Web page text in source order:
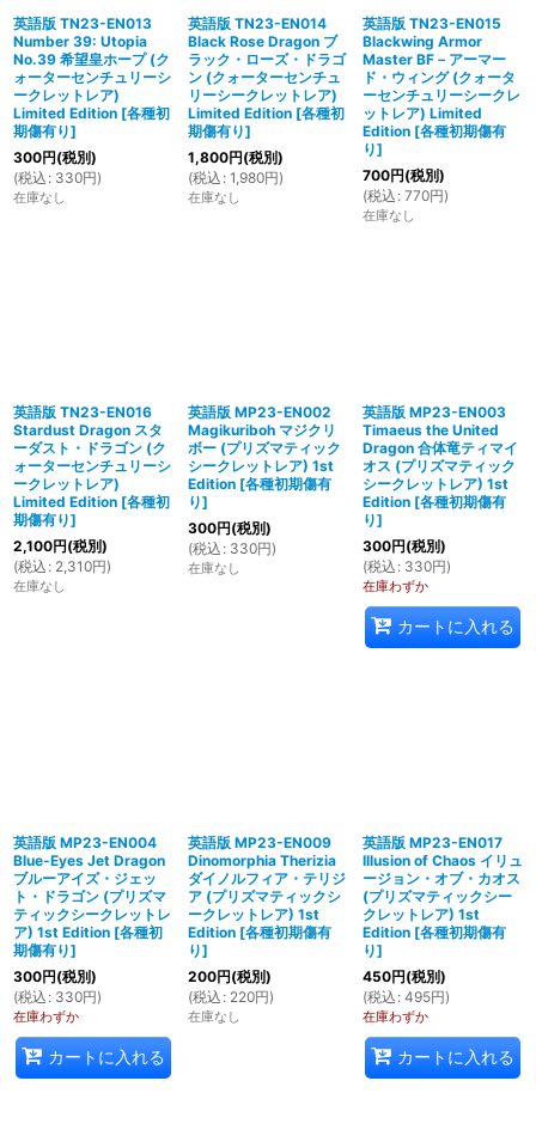
英語版 TN23-EN013
Number 39: Utopia
No.39 希望皇ホープ (ク
ォーターセンチュリーシ
ークレットレア)
Limited Edition [各種初
期傷有り]
300円(税別)
(税込 : 330円)
在庫なし
英語版 TN23-EN014
Black Rose Dragon ブ
ラック・ローズ・ドラゴ
ン (クォーターセンチュ
リーシークレットレア)
Limited Edition [各種初
期傷有り]
1,800円(税別)
(税込 : 1,980円)
在庫なし
英語版 TN23-EN015
Blackwing Armor
Master BF－アーマー
ド・ウィング (クォータ
ーセンチュリーシークレ
ットレア) Limited
Edition [各種初期傷有
り]
700円(税別)
(税込 : 770円)
在庫なし
英語版 TN23-EN016
Stardust Dragon スタ
ーダスト・ドラゴン (ク
ォーターセンチュリーシ
ークレットレア)
Limited Edition [各種初
期傷有り]
2,100円(税別)
(税込 : 2,310円)
在庫なし
英語版 MP23-EN002
Magikuriboh マジクリ
ボー (プリズマティック
シークレットレア) 1st
Edition [各種初期傷有
り]
300円(税別)
(税込 : 330円)
在庫なし
英語版 MP23-EN003
Timaeus the United
Dragon 合体竜ティマイ
オス (プリズマティック
シークレットレア) 1st
Edition [各種初期傷有
り]
300円(税別)
(税込 : 330円)
在庫わずか
カートに入れる
英語版 MP23-EN004
Blue-Eyes Jet Dragon
ブルーアイズ・ジェッ
ト・ドラゴン (プリズマ
ティックシークレットレ
ア) 1st Edition [各種初
期傷有り]
300円(税別)
(税込 : 330円)
在庫わずか
カートに入れる
英語版 MP23-EN009
Dinomorphia Therizia
ダイノルフィア・テリジ
ア (プリズマティックシ
ークレットレア) 1st
Edition [各種初期傷有
り]
200円(税別)
(税込 : 220円)
在庫なし
英語版 MP23-EN017
Illusion of Chaos イリュ
ージョン・オブ・カオス
(プリズマティックシー
クレットレア) 1st
Edition [各種初期傷有
り]
450円(税別)
(税込 : 495円)
在庫わずか
カートに入れる